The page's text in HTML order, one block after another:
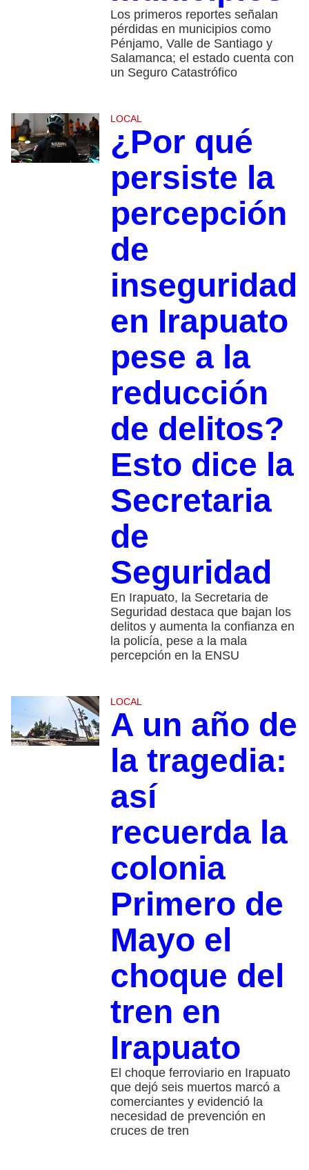
Los primeros reportes señalan
pérdidas en municipios como
Pénjamo, Valle de Santiago y
Salamanca; el estado cuenta con
un Seguro Catastrófico
LOCAL
¿Por qué
persiste la
percepción
de
inseguridad
en Irapuato
pese a la
reducción
de delitos?
Esto dice la
Secretaria
de
Seguridad
En Irapuato, la Secretaria de
Seguridad destaca que bajan los
delitos y aumenta la confianza en
la policía, pese a la mala
percepción en la ENSU
LOCAL
A un año de
la tragedia:
así
recuerda la
colonia
Primero de
Mayo el
choque del
tren en
Irapuato
El choque ferroviario en Irapuato
que dejó seis muertos marcó a
comerciantes y evidenció la
necesidad de prevención en
cruces de tren